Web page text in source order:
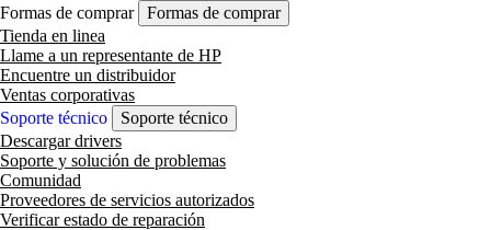
Formas de comprar
Formas de comprar
Tienda en linea
Llame a un representante de HP
Encuentre un distribuidor
Ventas corporativas
Soporte técnico
Soporte técnico
Descargar drivers
Soporte y solución de problemas
Comunidad
Proveedores de servicios autorizados
Verificar estado de reparación